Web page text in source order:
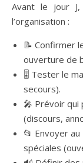
Avant le jour
l’organisation :
📝 Confirmer
ouverture de
🎚️ Tester le
secours).
🎤 Prévoir qui
(discours,
📂 Envoyer
spéciales